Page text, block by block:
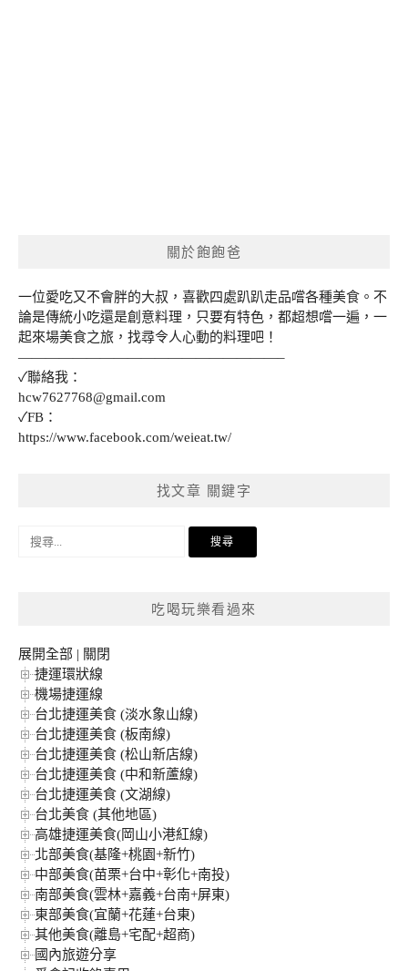
關於飽飽爸
一位愛吃又不會胖的大叔，喜歡四處趴趴走品嚐各種美食。不
論是傳統小吃還是創意料理，只要有特色，都超想嚐一遍，一
起來場美食之旅，找尋令人心動的料理吧！
———————————————————–
✓聯絡我：
hcw7627768@gmail.com
✓FB：
https://www.facebook.com/weieat.tw/
找文章 關鍵字
搜
吃喝玩樂看過來
展開全部 | 關閉
捷運環狀線
機場捷運線
台北捷運美食 (淡水象山線)
台北捷運美食 (板南線)
台北捷運美食 (松山新店線)
台北捷運美食 (中和新蘆線)
台北捷運美食 (文湖線)
台北美食 (其他地區)
高雄捷運美食(岡山小港紅線)
北部美食(基隆+桃園+新竹)
中部美食(苗栗+台中+彰化+南投)
南部美食(雲林+嘉義+台南+屏東)
東部美食(宜蘭+花蓮+台東)
其他美食(離島+宅配+超商)
國內旅遊分享